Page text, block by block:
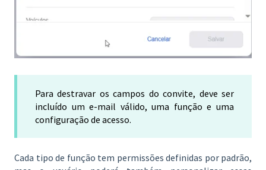
Para destravar os campos do convite, deve ser
incluído um e-mail válido, uma função e uma
configuração de acesso.
Cada tipo de função tem permissões definidas por padrão,